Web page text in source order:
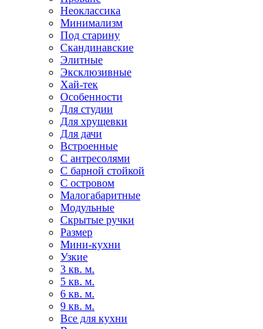
Неоклассика
Минимализм
Под старину
Скандинавские
Элитные
Эксклюзивные
Хай-тек
Особенности
Для студии
Для хрущевки
Для дачи
Встроенные
С антресолями
С барной стойкой
С островом
Малогабаритные
Модульные
Скрытые ручки
Размер
Мини-кухни
Узкие
3 кв. м.
5 кв. м.
6 кв. м.
9 кв. м.
Все для кухни